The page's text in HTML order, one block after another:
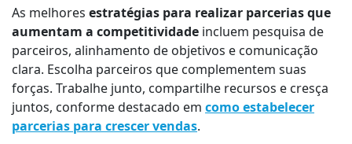
As melhores estratégias para realizar parcerias que
aumentam a competitividade incluem pesquisa de
parceiros, alinhamento de objetivos e comunicação
clara. Escolha parceiros que complementem suas
forças. Trabalhe junto, compartilhe recursos e cresça
juntos, conforme destacado em como estabelecer
parcerias para crescer vendas.